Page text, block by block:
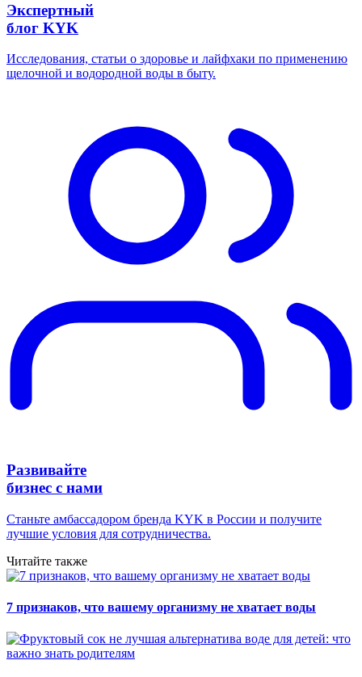
Экспертный
блог KYK
Исследования, статьи о здоровье и лайфхаки по применению
щелочной и водородной воды в быту.
Развивайте
бизнес с нами
Станьте амбассадором бренда KYK в России и получите
лучшие условия для сотрудничества.
Читайте также
7 признаков, что вашему организму не хватает воды